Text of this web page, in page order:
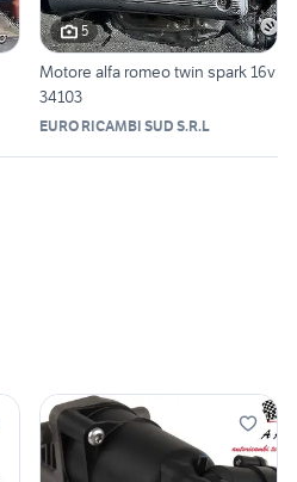
5
Motore alfa romeo twin spark 16v
34103
EURO RICAMBI SUD S.R.L